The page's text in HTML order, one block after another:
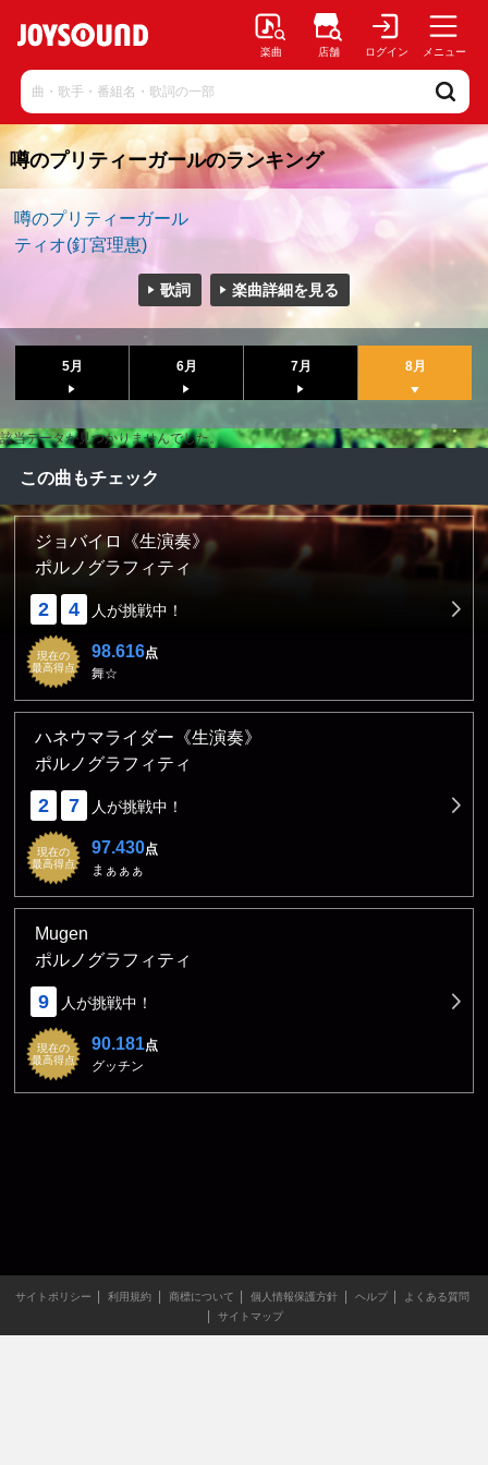
楽曲 店舗 ログイン メニュー
噂のプリティーガールのランキング
噂のプリティーガール
ティオ(釘宮理恵)
歌詞 楽曲詳細を見る
5月 6月 7月 8月
該当データが見つかりませんでした。
この曲もチェック
ジョバイロ《生演奏》
ポルノグラフィティ
2 4 人が挑戦中！
現在の
最高得点
98.616点
舞☆
ハネウマライダー《生演奏》
ポルノグラフィティ
2 7 人が挑戦中！
現在の
最高得点
97.430点
まぁぁぁ
Mugen
ポルノグラフィティ
9 人が挑戦中！
現在の
最高得点
90.181点
グッチン
サイトポリシー 利用規約 商標について 個人情報保護方針 ヘルプ
よくある質問
サイトマップ